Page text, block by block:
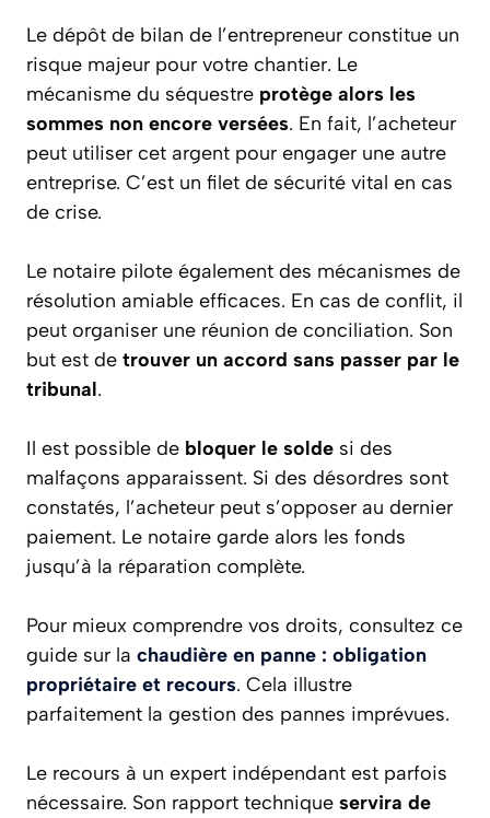
Le dépôt de bilan de l’entrepreneur constitue un
risque majeur pour votre chantier. Le
mécanisme du séquestre protège alors les
sommes non encore versées. En fait, l’acheteur
peut utiliser cet argent pour engager une autre
entreprise. C’est un filet de sécurité vital en cas
de crise.
Le notaire pilote également des mécanismes de
résolution amiable efficaces. En cas de conflit, il
peut organiser une réunion de conciliation. Son
but est de trouver un accord sans passer par le
tribunal.
Il est possible de bloquer le solde si des
malfaçons apparaissent. Si des désordres sont
constatés, l’acheteur peut s’opposer au dernier
paiement. Le notaire garde alors les fonds
jusqu’à la réparation complète.
Pour mieux comprendre vos droits, consultez ce
guide sur la chaudière en panne : obligation
propriétaire et recours. Cela illustre
parfaitement la gestion des pannes imprévues.
Le recours à un expert indépendant est parfois
nécessaire. Son rapport technique servira de